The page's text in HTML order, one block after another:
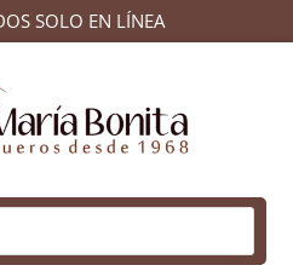
SOLO EN LÍNEA